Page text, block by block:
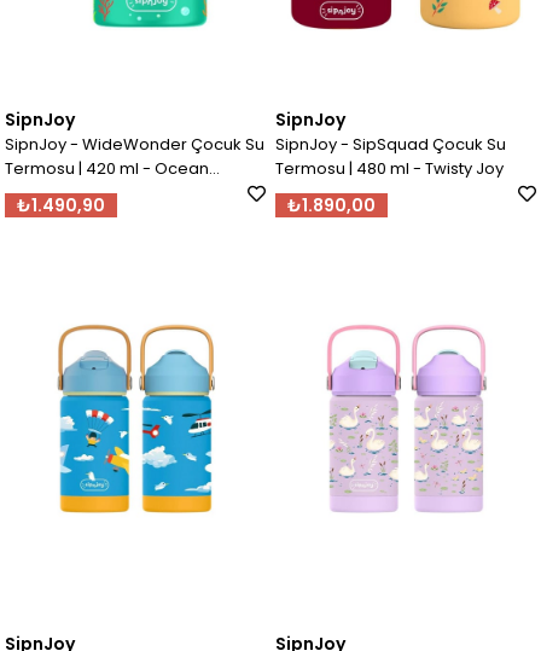
SipnJoy
SipnJoy - WideWonder Çocuk Su
Termosu | 420 ml - Ocean
Whisper
₺1.490,90
SipnJoy
SipnJoy - SipSquad Çocuk Su
Termosu | 480 ml - Twisty Joy
₺1.890,00
SipnJoy SipnJoy